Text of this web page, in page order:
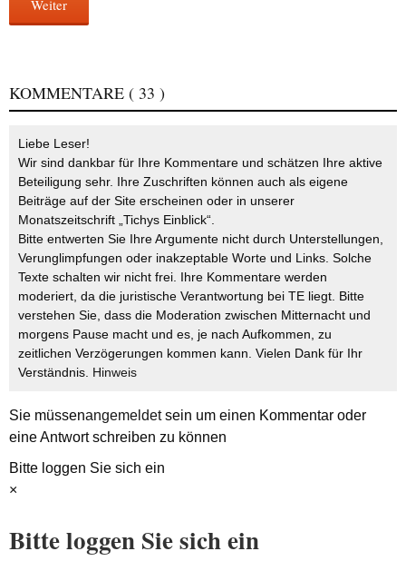
Weiter
KOMMENTARE ( 33 )
Liebe Leser!
Wir sind dankbar für Ihre Kommentare und schätzen Ihre aktive
Beteiligung sehr. Ihre Zuschriften können auch als eigene
Beiträge auf der Site erscheinen oder in unserer
Monatszeitschrift „Tichys Einblick“.
Bitte entwerten Sie Ihre Argumente nicht durch Unterstellungen,
Verunglimpfungen oder inakzeptable Worte und Links. Solche
Texte schalten wir nicht frei. Ihre Kommentare werden
moderiert, da die juristische Verantwortung bei TE liegt. Bitte
verstehen Sie, dass die Moderation zwischen Mitternacht und
morgens Pause macht und es, je nach Aufkommen, zu
zeitlichen Verzögerungen kommen kann. Vielen Dank für Ihr
Verständnis. Hinweis
Sie müssenangemeldetsein um einen Kommentar oder
eine Antwort schreiben zu können
Bitte loggen Sie sich ein
×
Bitte loggen Sie sich ein